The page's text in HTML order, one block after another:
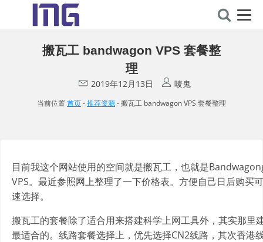
搬瓦工 bandwagon VPS 套餐整
理
2019年12月13日 唛鬼
当前位置首页-推荐资源-搬瓦工 bandwagon VPS 套餐整理
目前我这个网站使用的空间就是搬瓦工，也就是
VPS。最近参照网上整理了一下价格表。方便自己日后购买
速选择。
搬瓦工的套餐除了适合用来搭建科学上网工具外，其实那里
最适合的。线路套餐选择上，优先选择CN2线路，其次香港